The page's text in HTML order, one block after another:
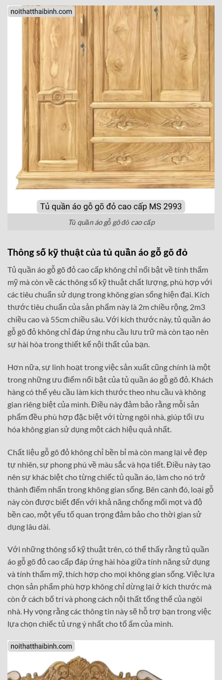
Tủ quần áo gỗ gõ đỏ cao cấp
Thông số kỹ thuật của tủ quần áo gỗ gõ đỏ
Tủ quần áo gỗ gõ đỏ cao cấp không chỉ nổi bật về tính thẩm
mỹ mà còn về các thông số kỹ thuật chất lượng, phù hợp với
các tiêu chuẩn sử dụng trong không gian sống hiện đại. Kích
thước tiêu chuẩn của sản phẩm này là 2m chiều rộng, 2m3
chiều cao và 55cm chiều sâu. Với kích thước này, tủ quần áo
gỗ gõ đỏ không chỉ đáp ứng nhu cầu lưu trữ mà còn tạo nên
sự hài hòa trong thiết kế nội thất của bạn.
Hơn nữa, sự linh hoạt trong việc sản xuất cũng chính là một
trong những ưu điểm nổi bật của tủ quần áo gỗ gõ đỏ. Khách
hàng có thể yêu cầu làm kích thước theo nhu cầu và không
gian riêng biệt của mình. Điều này đảm bảo rằng mỗi sản
phẩm đều phù hợp đặc biệt với từng ngôi nhà, giúp tối ưu
hóa không gian sử dụng một cách hiệu quả nhất.
Chất liệu gỗ gõ đỏ không chỉ bền bỉ mà còn mang lại vẻ đẹp
tự nhiên, sự phong phú về màu sắc và họa tiết. Điều này tạo
nên sự khác biệt cho từng chiếc tủ quần áo, làm cho nó trở
thành điểm nhấn trong không gian sống. Bên cạnh đó, loại gỗ
này còn được biết đến với khả năng chống mối mọt và độ
bền cao, một yếu tố quan trọng đảm bảo cho thời gian sử
dụng lâu dài.
Với những thông số kỹ thuật trên, có thể thấy rằng tủ quần
áo gỗ gõ đỏ cao cấp đáp ứng hài hòa giữa tính năng sử dụng
và tính thẩm mỹ, thích hợp cho mọi không gian sống. Việc lựa
chọn sản phẩm phù hợp không chỉ dừng lại ở kích thước mà
còn ở cách bố trí và phong cách nội thất tổng thể của ngôi
nhà. Hy vọng rằng các thông tin này sẽ hỗ trợ bạn trong việc
lựa chọn chiếc tủ ưng ý nhất cho tổ ấm của mình.